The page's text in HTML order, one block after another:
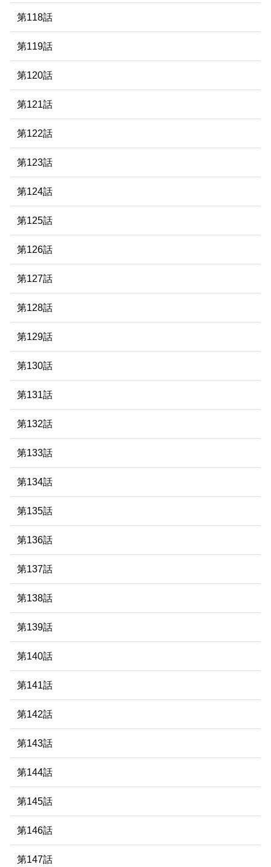
第118話
第119話
第120話
第121話
第122話
第123話
第124話
第125話
第126話
第127話
第128話
第129話
第130話
第131話
第132話
第133話
第134話
第135話
第136話
第137話
第138話
第139話
第140話
第141話
第142話
第143話
第144話
第145話
第146話
第147話